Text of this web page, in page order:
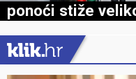
ponoći stiže